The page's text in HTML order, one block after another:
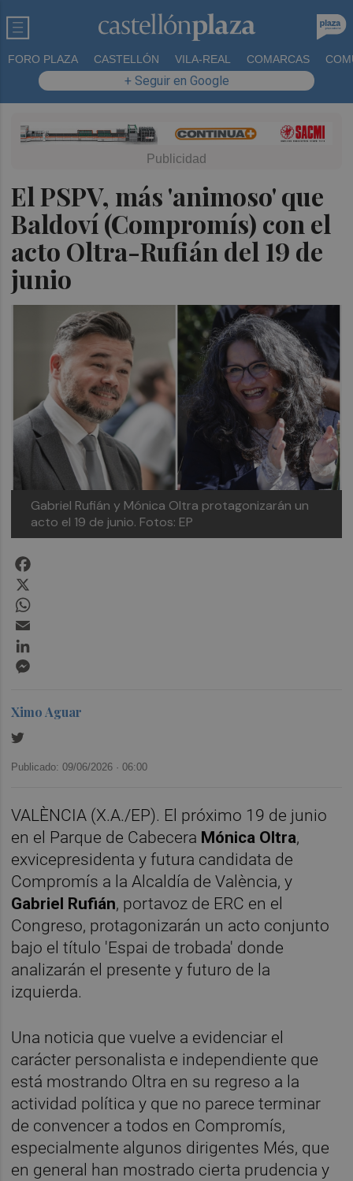
FORO PLAZA CASTELLÓN VILA-REAL COMARCAS
+ Seguir en Google
El PSPV, más 'animoso' que
Baldoví (Compromís) con el
acto Oltra-Rufián del 19 de
junio
Gabriel Rufián y Mónica Oltra protagonizarán un
acto el 19 de junio. Fotos: EP
Ximo Aguar
Publicado: 09/06/2026 ·06:00
VALÈNCIA (X.A./EP). El próximo 19 de junio
en el Parque de Cabecera Mónica Oltra,
exvicepresidenta y futura candidata de
Compromís a la Alcaldía de València, y
Gabriel Rufián, portavoz de ERC en el
Congreso, protagonizarán un acto conjunto
bajo el título 'Espai de trobada' donde
analizarán el presente y futuro de la
izquierda.
Una noticia que vuelve a evidenciar el
carácter personalista e independiente que
está mostrando Oltra en su regreso a la
actividad política y que no parece terminar
de convencer a todos en Compromís,
especialmente algunos dirigentes Més, que
en general han mostrado cierta prudencia y